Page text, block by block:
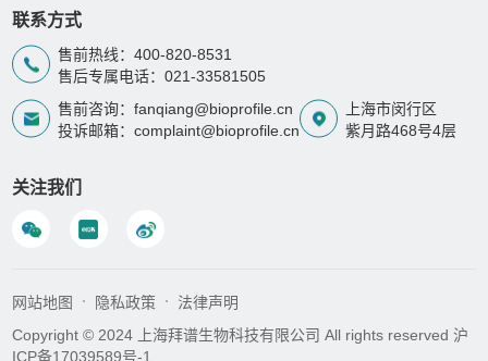
联系方式
售前热线：400-820-8531
售后专属电话：021-33581505
售前咨询：fanqiang@bioprofile.cn
投诉邮箱：complaint@bioprofile.cn
上海市闵行区
紫月路468号4层
关注我们
网站地图 隐私政策
法律声明
Copyright © 2024 上海拜谱生物科技有限公司 All rights reserved沪
ICP备17039589号-1